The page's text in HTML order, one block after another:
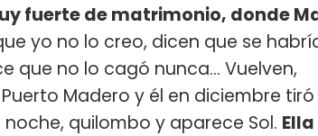
fuerte de matrimonio, donde
yo no lo creo, dicen que se
que no lo cagó nunca... Vuelven,
Madero y él en diciembre tiró
quilombo y aparece Sol.